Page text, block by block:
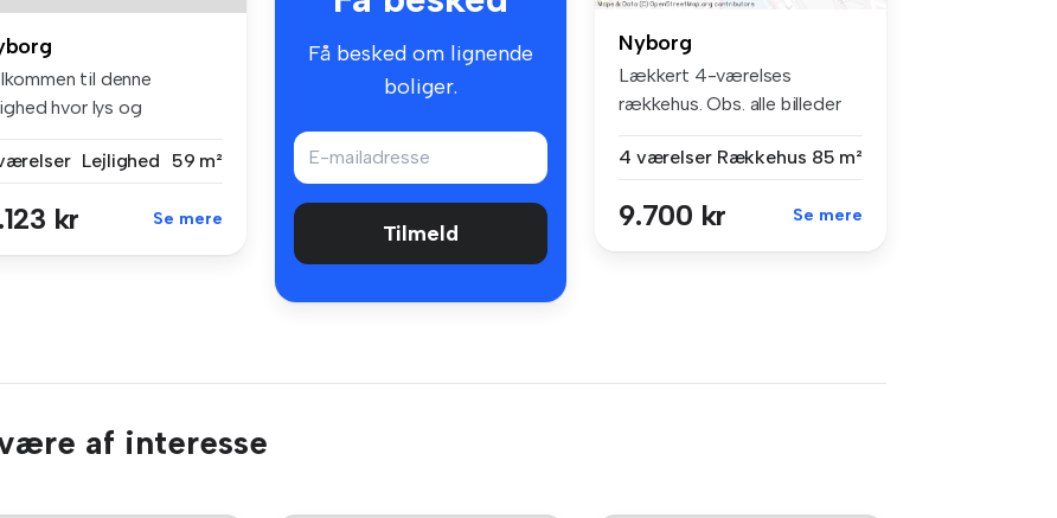
til denne
hvor lys og
Lejlighed 59 m²
kr Se mere
Få besked om lignende
boliger.
Tilmeld
Nyborg
Lækkert 4-værelses
rækkehus. Obs. alle billeder
4 værelser Rækkehus 85 m²
9.700 kr Se mere
af interesse